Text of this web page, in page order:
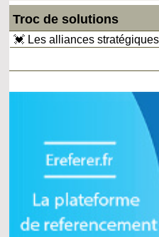
Troc de solutions
💓 Les alliances